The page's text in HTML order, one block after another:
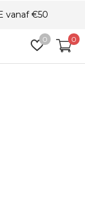
0 0
vanaf €50